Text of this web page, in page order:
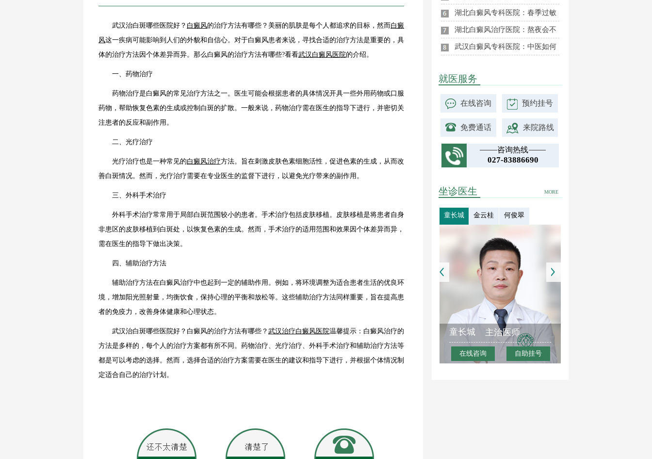
武汉治白斑哪些医院好？ 白癜风的治疗方法有哪些？美丽的肌肤是每个人都追求的目标，然而 白癜
风这一疾病可能影响到人们的外貌和自信心。对于白癜风患者来说，寻找合适的治疗方法是重要的，具
体的治疗方法因个体差异而异。那么白癜风的治疗方法有哪些?看看武汉白癜风医院的介绍。
一、药物治疗
药物治疗是白癜风的常见治疗方法之一。医生可能会根据患者的具体情况开具一些外用药物或口服
药物，帮助恢复色素的生成或控制白斑的扩散。一般来说，药物治疗需在医生的指导下进行，并密切关
注患者的反应和副作用。
二、光疗治疗
光疗治疗也是一种常见的白癜风治疗方法。旨在刺激皮肤色素细胞活性，促进色素的生成，从而改
善白斑情况。然而，光疗治疗需要在专业医生的监督下进行，以避免光疗带来的副作用。
三、外科手术治疗
外科手术治疗常常用于局部白斑范围较小的患者。手术治疗包括皮肤移植。皮肤移植是将患者自身
非患区的皮肤移植到白斑处，以恢复色素的生成。然而，手术治疗的适用范围和效果因个体差异而异，
需在医生的指导下做出决策。
四、辅助治疗方法
辅助治疗方法在白癜风治疗中也起到一定的辅助作用。例如，将环境调整为适合患者生活的优良环
境，增加阳光照射量，均衡饮食，保持心理的平衡和放松等。这些辅助治疗方法同样重要，旨在提高患
者的免疫力，改善身体健康和心理状态。
武汉治白斑哪些医院好？白癜风的治疗方法有哪些？ 武汉治疗白癜风医院温馨提示：白癜风治疗的
方法是多样的，每个人的治疗方案都有所不同。药物治疗、光疗治疗、外科手术治疗和辅助治疗方法等
都是可以考虑的选择。然而，选择合适的治疗方案需要在医生的建议和指导下进行，并根据个体情况制
定适合自己的治疗计划。
湖北白癜风专科医院：春季过敏
湖北白癜风治疗医院：熬夜会不
武汉白癜风专科医院：中医如何
就医服务
在线咨询 预约挂号
免费通话 来院路线
咨询热线
027-83886690
MORE
坐诊医生
童长城 金云桂 何俊翠
童长城 主治医师
在线咨询 自助挂号